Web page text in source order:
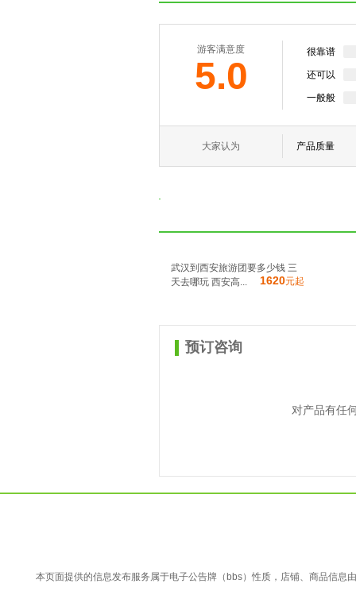
游客满意度
5.0
很靠谱
还可以
一般般
大家认为 产品质量
武汉到西安旅游团要多少钱 三
天去哪玩 西安高...
1620元起
预订咨询
对产品有任
本页面提供的信息发布服务属于电子公告牌（bbs）性质，店铺、商品信